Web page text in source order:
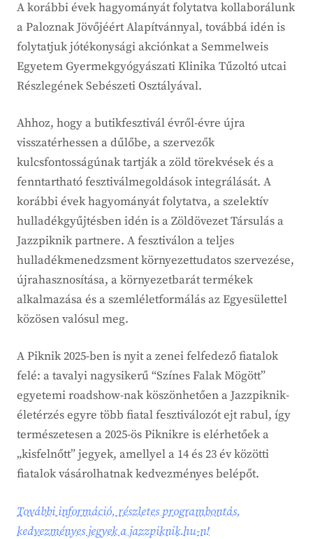
A korábbi évek hagyományát folytatva kollaborálunk
a Paloznak Jövőjéért Alapítvánnyal, továbbá idén is
folytatjuk jótékonysági akciónkat a Semmelweis
Egyetem Gyermekgyógyászati Klinika Tűzoltó utcai
Részlegének Sebészeti Osztályával.
Ahhoz, hogy a butikfesztivál évről-évre újra
visszatérhessen a dűlőbe, a szervezők
kulcsfontosságúnak tartják a zöld törekvések és a
fenntartható fesztiválmegoldások integrálását. A
korábbi évek hagyományát folytatva, a szelektív
hulladékgyűjtésben idén is a Zöldövezet Társulás a
Jazzpiknik partnere. A fesztiválon a teljes
hulladékmenedzsment környezettudatos szervezése,
újrahasznosítása, a környezetbarát termékek
alkalmazása és a szemléletformálás az Egyesülettel
közösen valósul meg.
A Piknik 2025-ben is nyit a zenei felfedező fiatalok
felé: a tavalyi nagysikerű “Színes Falak Mögött”
egyetemi roadshow-nak köszönhetően a Jazzpiknik-
életérzés egyre több fiatal fesztiválozót ejt rabul, így
természetesen a 2025-ös Piknikre is elérhetőek a
„kisfelnőtt” jegyek, amellyel a 14 és 23 év közötti
fiatalok vásárolhatnak kedvezményes belépőt.
További információ, részletes programbontás,
kedvezményes jegyek a jazzpiknik.hu-n!